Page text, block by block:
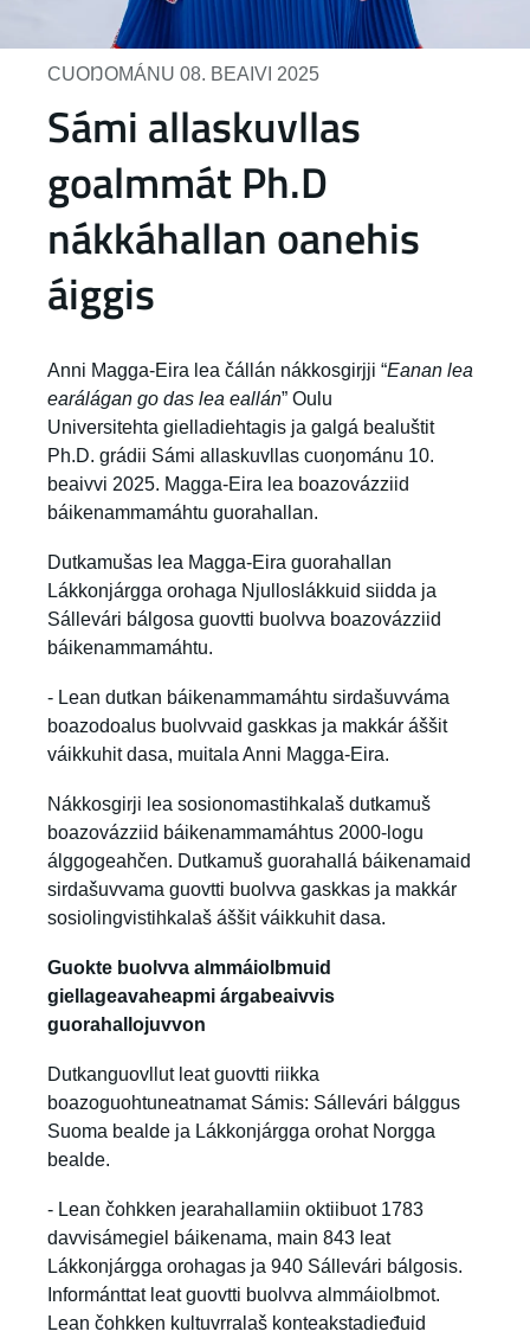
CUOŊOMÁNU 08. BEAIVI 2025
Sámi allaskuvllas
goalmmát Ph.D
nákkáhallan oanehis
áiggis
Anni Magga-Eira lea čállán nákkosgirjji “Eanan lea
earálágan go das lea eallán” Oulu
Universitehta gielladiehtagis ja galgá bealuštit
Ph.D. grádii Sámi allaskuvllas cuoŋománu 10.
beaivvi 2025. Magga-Eira lea boazovázziid
báikenammamáhtu guorahallan.
Dutkamušas lea Magga-Eira guorahallan
Lákkonjárgga orohaga Njulloslákkuid siidda ja
Sállevári bálgosa guovtti buolvva boazovázziid
báikenammamáhtu.
- Lean dutkan báikenammamáhtu sirdašuvváma
boazodoalus buolvvaid gaskkas ja makkár áššit
váikkuhit dasa, muitala Anni Magga-Eira.
Nákkosgirji lea sosionomastihkalaš dutkamuš
boazovázziid báikenammamáhtus 2000-logu
álggogeahčen. Dutkamuš guorahallá báikenamaid
sirdašuvvama guovtti buolvva gaskkas ja makkár
sosiolingvistihkalaš áššit váikkuhit dasa.
Guokte buolvva almmáiolbmuid
giellageavaheapmi árgabeaivvis
guorahallojuvvon
Dutkanguovllut leat guovtti riikka
boazoguohtuneatnamat Sámis: Sállevári bálggus
Suoma bealde ja Lákkonjárgga orohat Norgga
bealde.
- Lean čohkken jearahallamiin oktiibuot 1783
davvisámegiel báikenama, main 843 leat
Lákkonjárgga orohagas ja 940 Sállevári bálgosis.
Informánttat leat guovtti buolvva almmáiolbmot.
Lean čohkken kultuvrralaš konteakstadieđuid